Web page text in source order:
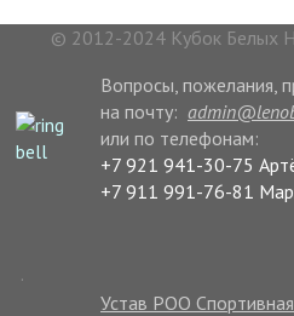
© 2012-2024 Кубок Белых
Вопросы, пожелания,
на почту:
или по телефонам:
+7 921 941-30-75
+7 911 991-76-81
.
Устав РОО